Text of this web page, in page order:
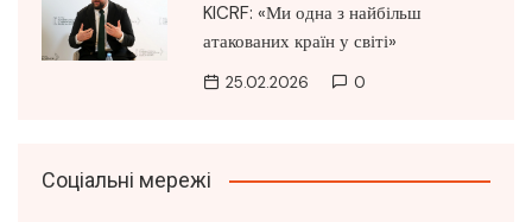
KICRF: «Ми одна з найбільш
атакованих країн у світі»
25.02.2026 0
Соціальні мережі